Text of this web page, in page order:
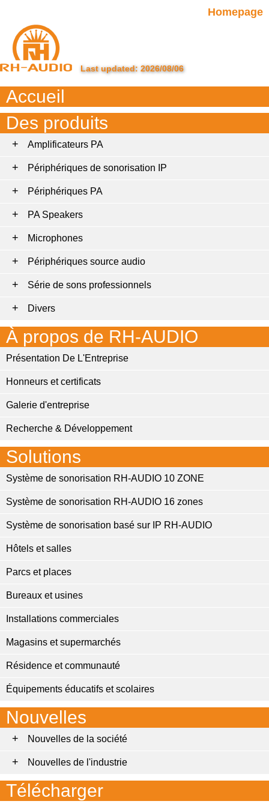
Homepage
Last updated: 2026/08/06
Accueil
Des produits
Amplificateurs PA
Périphériques de sonorisation IP
Périphériques PA
PA Speakers
Microphones
Périphériques source audio
Série de sons professionnels
Divers
À propos de RH-AUDIO
Présentation De L'Entreprise
Honneurs et certificats
Galerie d'entreprise
Recherche & Développement
Solutions
Système de sonorisation RH-AUDIO 10 ZONE
Système de sonorisation RH-AUDIO 16 zones
Système de sonorisation basé sur IP RH-AUDIO
Hôtels et salles
Parcs et places
Bureaux et usines
Installations commerciales
Magasins et supermarchés
Résidence et communauté
Équipements éducatifs et scolaires
Nouvelles
Nouvelles de la société
Nouvelles de l'industrie
Télécharger